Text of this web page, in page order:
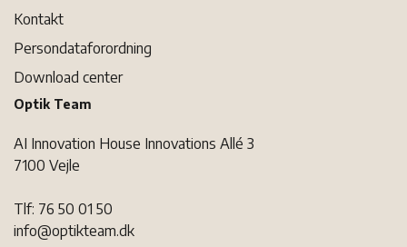
Kontakt
Persondataforordning
Download center
Optik Team
AI Innovation House Innovations Allé 3
7100 Vejle
Tlf: 76 50 01 50
info@optikteam.dk